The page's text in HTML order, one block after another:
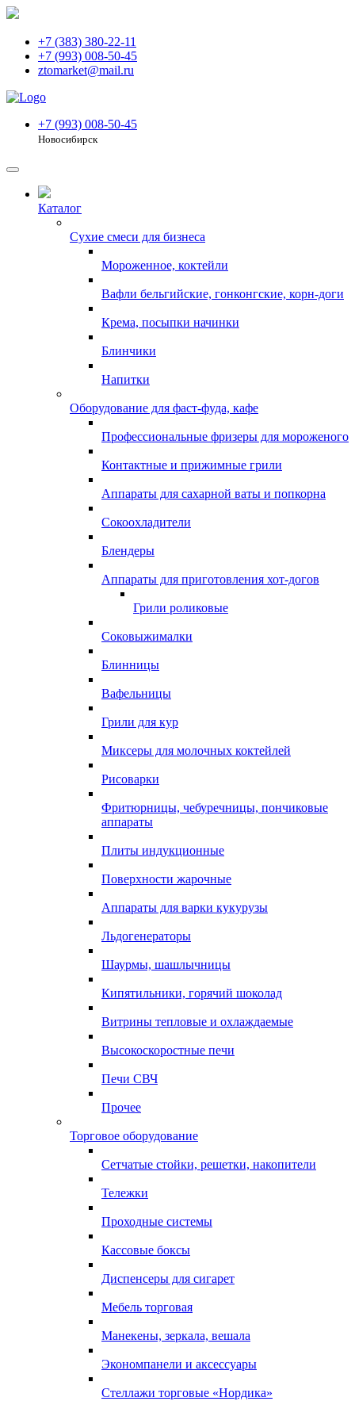
+7 (383) 380-22-11
+7 (993) 008-50-45
ztomarket@mail.ru
+7 (993) 008-50-45
Новосибирск
Каталог
Сухие смеси для бизнеса
Мороженное, коктейли
Вафли бельгийские, гонконгские, корн-доги
Крема, посыпки начинки
Блинчики
Напитки
Оборудование для фаст-фуда, кафе
Профессиональные фризеры для мороженого
Контактные и прижимные грили
Аппараты для сахарной ваты и попкорна
Сокоохладители
Блендеры
Аппараты для приготовления хот-догов
Грили роликовые
Соковыжималки
Блинницы
Вафельницы
Грили для кур
Миксеры для молочных коктейлей
Рисоварки
Фритюрницы, чебуречницы, пончиковые
аппараты
Плиты индукционные
Поверхности жарочные
Аппараты для варки кукурузы
Льдогенераторы
Шаурмы, шашлычницы
Кипятильники, горячий шоколад
Витрины тепловые и охлаждаемые
Высокоскоростные печи
Печи СВЧ
Прочее
Торговое оборудование
Сетчатые стойки, решетки, накопители
Тележки
Проходные системы
Кассовые боксы
Диспенсеры для сигарет
Мебель торговая
Манекены, зеркала, вешала
Экономпанели и аксессуары
Стеллажи торговые «Нордика»